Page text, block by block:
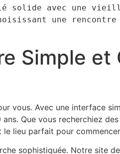
solide avec une
une
Simple et
vous. Avec une interface
Que vous recherchiez
lieu parfait pour
sophistiquée. Notre site